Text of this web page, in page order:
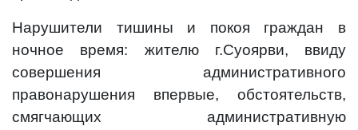
Нарушители тишины и покоя граждан в
ночное время: жителю г.Суоярви, ввиду
совершения административного
правонарушения впервые, обстоятельств,
смягчающих административную